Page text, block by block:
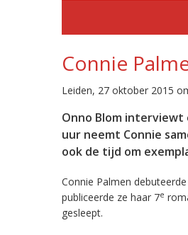
Connie
Leiden, 27 oktober 2015
Onno Blom interviewt
uur neemt Connie
ook de tijd om
Connie Palmen
publiceerde ze haar 7e
gesleept.